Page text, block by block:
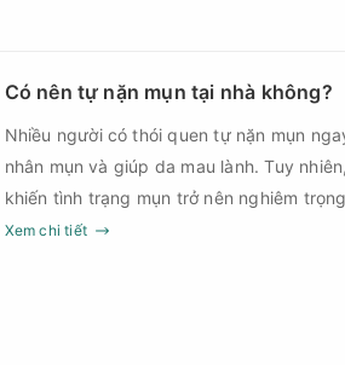
Có nên tự nặn mụn tại nhà không?
Nhiều người có thói quen tự nặn mụn
nhân mụn và giúp da mau lành. Tuy
khiến tình trạng mụn trở nên nghiêm
Xem chi tiết